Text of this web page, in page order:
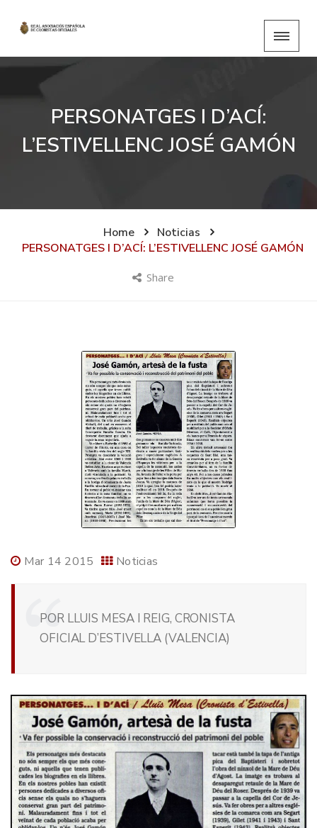
PERSONATGES I D’ACÍ:
L’ESTIVELLENC JOSÉ GAMÓN
Home
Noticias
PERSONATGES I D’ACÍ: L’ESTIVELLENC JOSÉ GAMÓN
Share
Mar 14 2015 Noticias
POR LLUIS MESA I REIG, CRONISTA
OFICIAL D’ESTIVELLA (VALENCIA)